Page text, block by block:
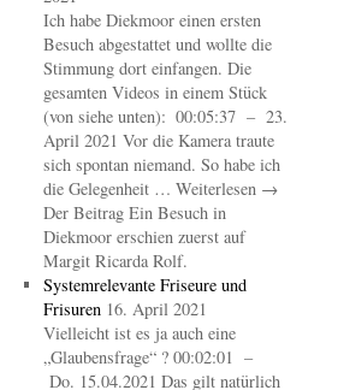
Ich habe Diekmoor einen ersten
Besuch abgestattet und wollte die
Stimmung dort einfangen. Die
gesamten Videos in einem Stück
(von siehe unten): 00:05:37 – 23.
April 2021 Vor die Kamera traute
sich spontan niemand. So habe ich
die Gelegenheit … Weiterlesen →
Der Beitrag Ein Besuch in
Diekmoor erschien zuerst auf
Margit Ricarda Rolf.
Systemrelevante Friseure und
Frisuren 16. April 2021
Vielleicht ist es ja auch eine
„Glaubensfrage“ ? 00:02:01 –
Do. 15.04.2021 Das gilt natürlich